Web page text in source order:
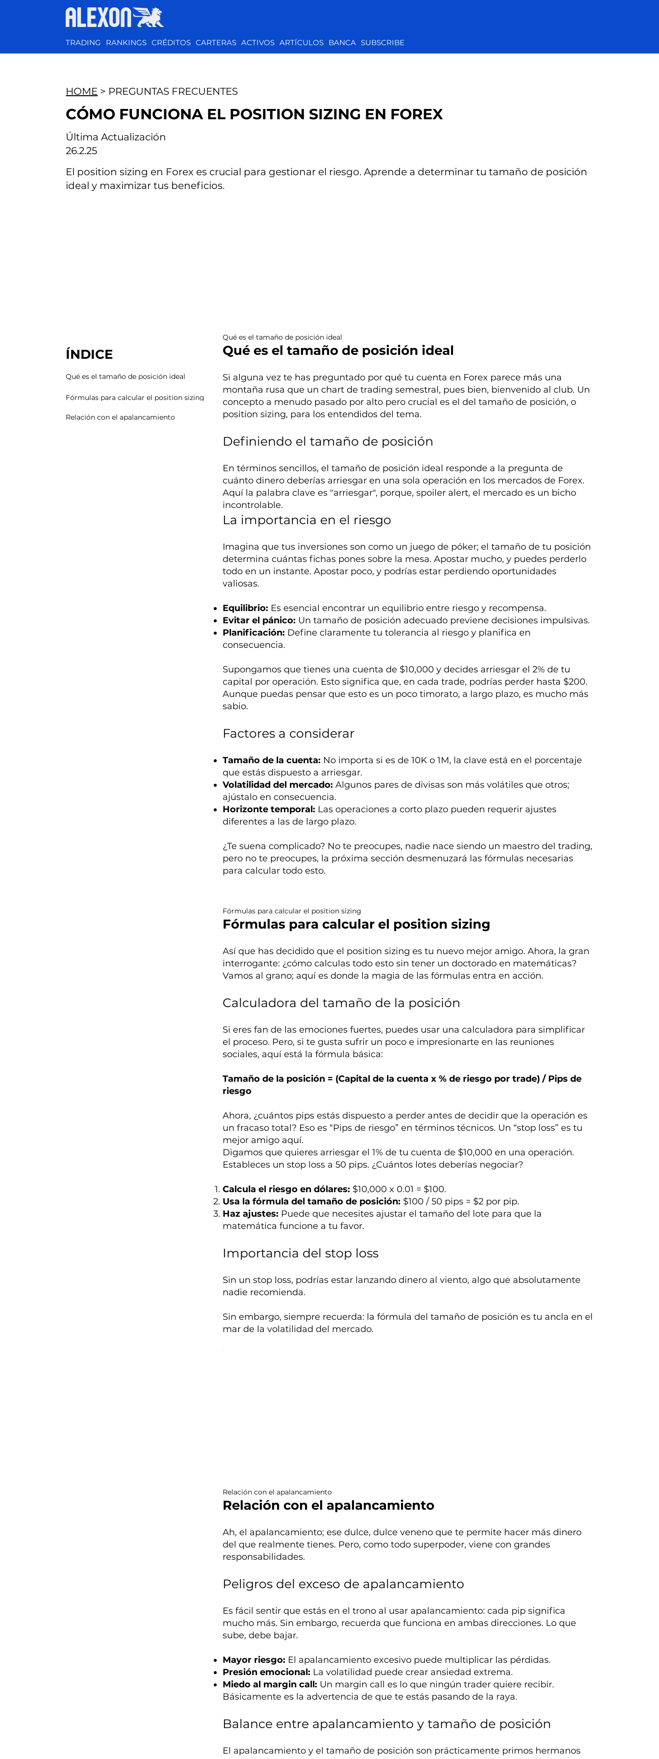
TRADING RANKINGS CRÉDITOS CARTERAS ACTIVOS ARTÍCULOS BANCA SUBSCRIBE
Relación con el apalancamiento
Relación con el apalancamiento
Ah, el apalancamiento; ese dulce, dulce veneno que te permite hacer más dinero
del que realmente tienes. Pero, como todo superpoder, viene con grandes
responsabilidades.
Peligros del exceso de apalancamiento
Es fácil sentir que estás en el trono al usar apalancamiento: cada pip significa
mucho más. Sin embargo, recuerda que funciona en ambas direcciones. Lo que
sube, debe bajar.
Mayor riesgo: El apalancamiento excesivo puede multiplicar las pérdidas.
Presión emocional: La volatilidad puede crear ansiedad extrema.
Miedo al margin call: Un margin call es lo que ningún trader quiere recibir.
Básicamente es la advertencia de que te estás pasando de la raya.
Balance entre apalancamiento y tamaño de posición
El apalancamiento y el tamaño de posición son prácticamente primos hermanos
Fórmulas para calcular el position sizing
Fórmulas para calcular el position sizing
Así que has decidido que el position sizing es tu nuevo mejor amigo. Ahora, la gran
interrogante: ¿cómo calculas todo esto sin tener un doctorado en matemáticas?
Vamos al grano; aquí es donde la magia de las fórmulas entra en acción.
Calculadora del tamaño de la posición
Si eres fan de las emociones fuertes, puedes usar una calculadora para simplificar
el proceso. Pero, si te gusta sufrir un poco e impresionarte en las reuniones
sociales, aquí está la fórmula básica:
Tamaño de la posición = (Capital de la cuenta x % de riesgo por trade) / Pips de
riesgo
Ahora, ¿cuántos pips estás dispuesto a perder antes de decidir que la operación es
un fracaso total? Eso es “Pips de riesgo” en términos técnicos. Un “stop loss” es tu
mejor amigo aquí.
Digamos que quieres arriesgar el 1% de tu cuenta de $10,000 en una operación.
Estableces un stop loss a 50 pips. ¿Cuántos lotes deberías negociar?
Calcula el riesgo en dólares: $10,000 x 0.01 = $100.
Usa la fórmula del tamaño de posición: $100 / 50 pips = $2 por pip.
Haz ajustes: Puede que necesites ajustar el tamaño del lote para que la
matemática funcione a tu favor.
Importancia del stop loss
Sin un stop loss, podrías estar lanzando dinero al viento, algo que absolutamente
nadie recomienda.
Sin embargo, siempre recuerda: la fórmula del tamaño de posición es tu ancla en el
mar de la volatilidad del mercado.
Qué es el tamaño de posición ideal
Qué es el tamaño de posición ideal
Si alguna vez te has preguntado por qué tu cuenta en Forex parece más una
montaña rusa que un chart de trading semestral, pues bien, bienvenido al club. Un
concepto a menudo pasado por alto pero crucial es el del tamaño de posición, o
position sizing, para los entendidos del tema.
Definiendo el tamaño de posición
En términos sencillos, el tamaño de posición ideal responde a la pregunta de
cuánto dinero deberías arriesgar en una sola operación en los mercados de Forex.
Aquí la palabra clave es "arriesgar", porque, spoiler alert, el mercado es un bicho
incontrolable.
La importancia en el riesgo
Imagina que tus inversiones son como un juego de póker; el tamaño de tu posición
determina cuántas fichas pones sobre la mesa. Apostar mucho, y puedes perderlo
todo en un instante. Apostar poco, y podrías estar perdiendo oportunidades
valiosas.
Equilibrio: Es esencial encontrar un equilibrio entre riesgo y recompensa.
Evitar el pánico: Un tamaño de posición adecuado previene decisiones impulsivas.
Planificación: Define claramente tu tolerancia al riesgo y planifica en
consecuencia.
Supongamos que tienes una cuenta de $10,000 y decides arriesgar el 2% de tu
capital por operación. Esto significa que, en cada trade, podrías perder hasta $200.
Aunque puedas pensar que esto es un poco timorato, a largo plazo, es mucho más
sabio.
Factores a considerar
Tamaño de la cuenta: No importa si es de 10K o 1M, la clave está en el porcentaje
que estás dispuesto a arriesgar.
Volatilidad del mercado: Algunos pares de divisas son más volátiles que otros;
ajústalo en consecuencia.
Horizonte temporal: Las operaciones a corto plazo pueden requerir ajustes
diferentes a las de largo plazo.
¿Te suena complicado? No te preocupes, nadie nace siendo un maestro del trading,
pero no te preocupes, la próxima sección desmenuzará las fórmulas necesarias
para calcular todo esto.
ÍNDICE
Qué es el tamaño de posición ideal
Fórmulas para calcular el position sizing
Relación con el apalancamiento
Última Actualización
26.2.25
HOME > PREGUNTAS FRECUENTES
CÓMO FUNCIONA EL POSITION SIZING EN FOREX
El position sizing en Forex es crucial para gestionar el riesgo. Aprende a determinar tu tamaño de posición
ideal y maximizar tus beneficios.